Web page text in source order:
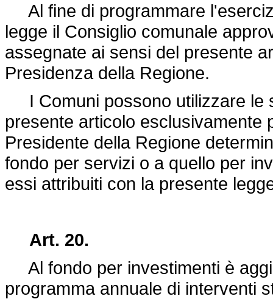
Al fine di programmare
legge il Consiglio comunale
assegnate ai sensi del presente
Presidenza della Regione.
I Comuni possono utilizzare le
presente articolo esclusivamente
Presidente della Regione
fondo per servizi o a quello per
essi attribuiti con la presente
Art. 20.
Al fondo per investimenti è
programma annuale di interventi